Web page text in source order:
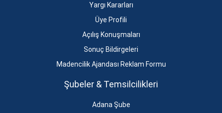
Yargı Kararları
Üye Profili
Açılış Konuşmaları
Sonuç Bildirgeleri
Madencilik Ajandası Reklam Formu
Şubeler & Temsilcilikleri
Adana Şube